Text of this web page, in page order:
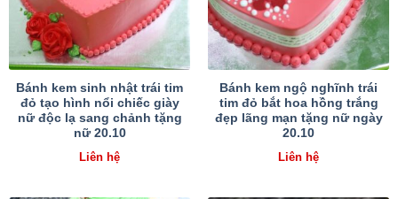
Bánh kem sinh nhật trái tim
đỏ tạo hình nổi chiếc giày
nữ độc lạ sang chảnh tặng
nữ 20.10
Liên hệ
Bánh kem ngộ nghĩnh trái
tim đỏ bắt hoa hồng trắng
đẹp lãng mạn tặng nữ ngày
20.10
Liên hệ